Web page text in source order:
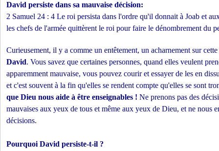
David persiste dans sa mauvaise décision:
2 Samuel 24 : 4 Le roi persista dans l'ordre qu'il donnait à Joab et
les chefs de l'armée quittèrent le roi pour faire le dénombrement du
Curieusement, il y a comme un entêtement, un acharnement sur
David. Vous savez que certaines personnes, quand elles veulent
apparemment mauvaise, vous pouvez courir et essayer de les en
et c'est souvent à la fin qu'elles se rendent compte qu'elles se sont
que Dieu nous aide à être enseignables ! Ne prenons pas des
mauvaises aux yeux de tous et même aux yeux de Dieu, et ne nous
décisions.
Pourquoi David persiste-t-il ?